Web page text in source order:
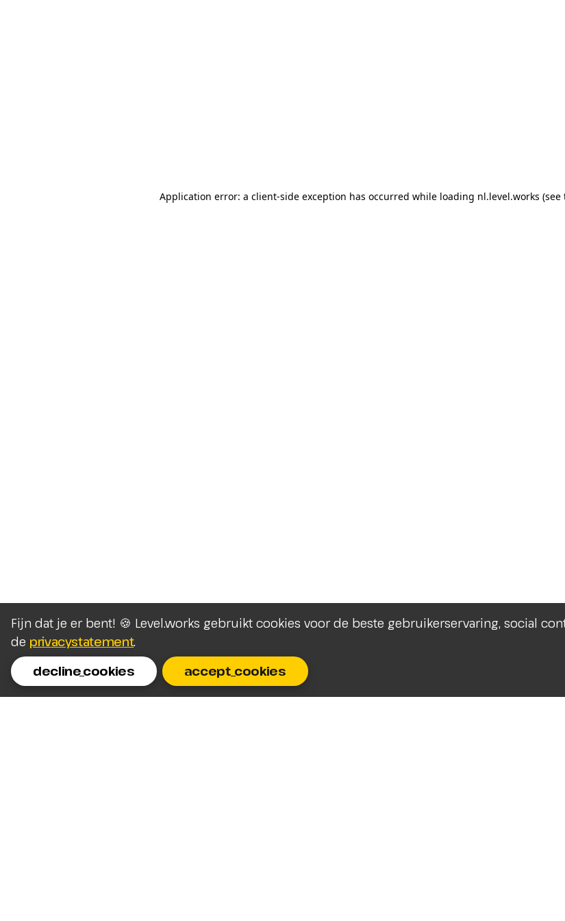
Fijn dat je er bent! 🍪 Level.works gebruikt cookies voor de beste gebruikerservaring, social
de privacystatement.
decline_cookies
accept_cookies
Application error: a client-side exception has occurred while loading nl.level.works